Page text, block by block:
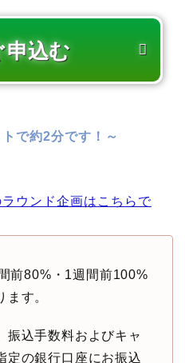
で約2分です！～
ウンド企画はこちらで
前80%・1週間前100%
す。
振込手数料およびキャ
定の銀行口座にお振込